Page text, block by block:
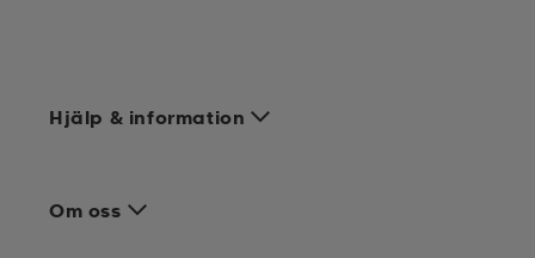
Hjälp & information
Om oss